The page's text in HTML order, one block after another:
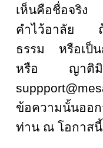
เห็นคือชื่อจริง
คำไว้อาลัย ถ้
ธรรม หรือเป็น
หรือ ญาติมิ
ข้อความนั้นออก
ท่าน ณ โอกาสนี้